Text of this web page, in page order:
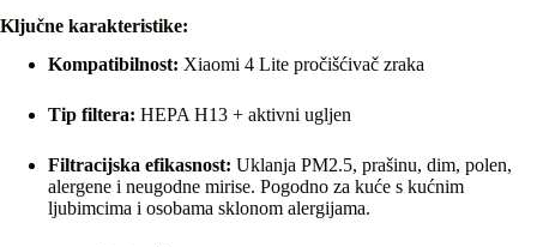
Ključne karakteristike:
Kompatibilnost: Xiaomi 4 Lite pročišćivač zraka
Tip filtera: HEPA H13 + aktivni ugljen
Filtracijska efikasnost: Uklanja PM2.5, prašinu, dim, polen,
alergene i neugodne mirise. Pogodno za kuće s kućnim
ljubimcima i osobama sklonom alergijama.